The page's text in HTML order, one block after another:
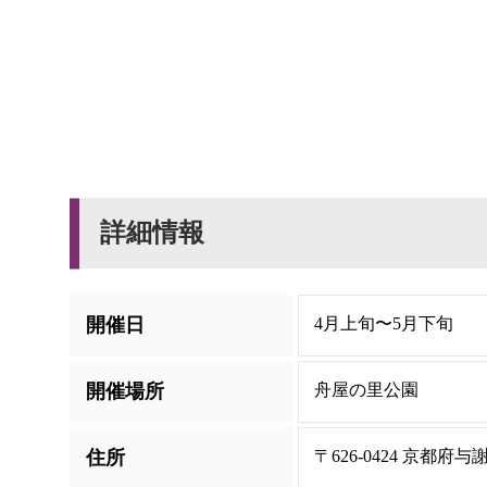
詳細情報
開催日 4月上旬〜5月下旬
開催場所 舟屋の里公園
住所 〒626-0424 京都府与